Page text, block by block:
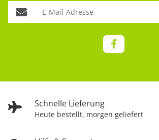
Schnelle Lieferung
Heute bestellt, morgen geliefert